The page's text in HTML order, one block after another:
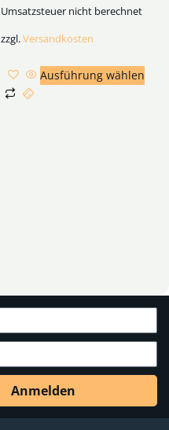
Umsatzsteuer nicht berechnet
zzgl.Versandkosten
Ausführung wählen
Anmelden